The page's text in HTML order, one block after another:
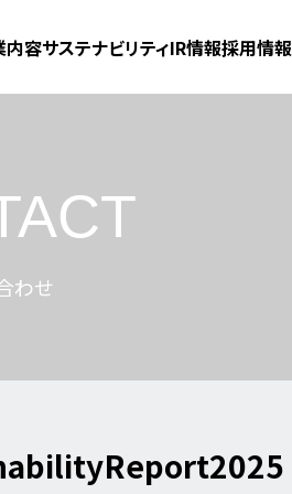
内容サステナビリティIR情報採用情報
わせ